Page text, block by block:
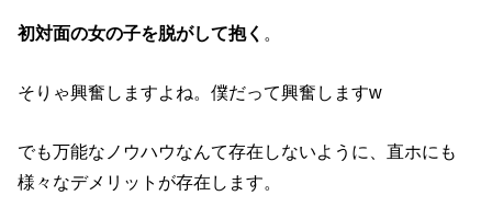
初対面の女の子を脱がして抱く 。
そりゃ興奮しますよね。僕だって興奮しますw
でも万能なノウハウなんて存在しないように、直ホにも
様々なデメリットが存在します。